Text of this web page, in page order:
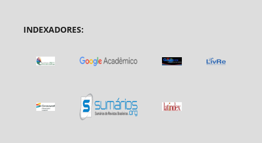
INDEXADORES: